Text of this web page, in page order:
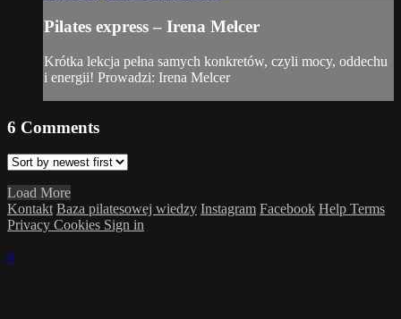
Pilates express – Irena Melcer
Krótka lekcja pełna samych konkretów, czyli mocy, oddechu
i energii! Prowadzi: Irena Melcer
6 Comments
Load More
Kontakt Baza pilatesowej wiedzy Instagram Facebook Help Terms
Privacy Cookies Sign in
×